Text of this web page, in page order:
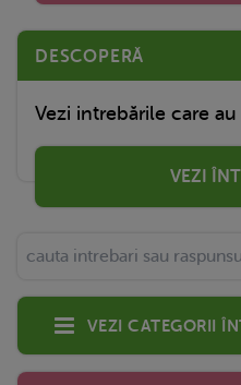
DESCOPERĂ
Vezi intrebările care
VEZI
Vezi categorii